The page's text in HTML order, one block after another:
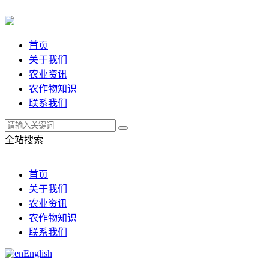
首页
关于我们
农业资讯
农作物知识
联系我们
全站搜索
首页
关于我们
农业资讯
农作物知识
联系我们
English